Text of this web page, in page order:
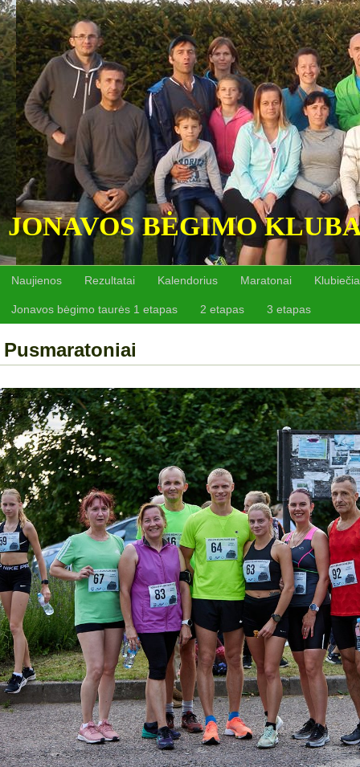
JONAVOS BĖGIMO
Naujienos Rezultatai Kalendorius Maratonai
Jonavos bėgimo taurės 1 etapas 2 etapas 3 etapas
Pusmaratoniai